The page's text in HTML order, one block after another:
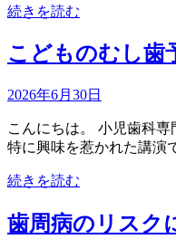
続きを読む
こどものむし歯
2026年6月30日
こんにちは。 小児歯科
特に興味を惹かれた講
続きを読む
歯周病のリスク